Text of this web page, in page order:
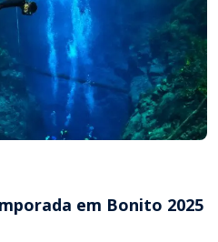
em Bonito 2025